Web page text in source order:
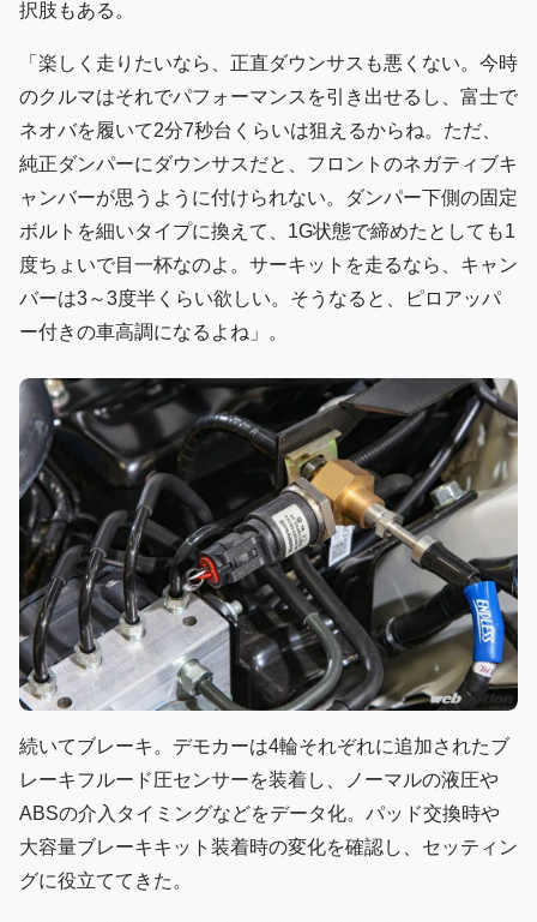
択肢もある。
「楽しく走りたいなら、正直ダウンサスも悪くない。今時
のクルマはそれでパフォーマンスを引き出せるし、富士で
ネオバを履いて2分7秒台くらいは狙えるからね。ただ、
純正ダンパーにダウンサスだと、フロントのネガティブキ
ャンバーが思うように付けられない。ダンパー下側の固定
ボルトを細いタイプに換えて、1G状態で締めたとしても1
度ちょいで目一杯なのよ。サーキットを走るなら、キャン
バーは3～3度半くらい欲しい。そうなると、ピロアッパ
ー付きの車高調になるよね」。
続いてブレーキ。デモカーは4輪それぞれに追加されたブ
レーキフルード圧センサーを装着し、ノーマルの液圧や
ABSの介入タイミングなどをデータ化。パッド交換時や
大容量ブレーキキット装着時の変化を確認し、セッティン
グに役立ててきた。